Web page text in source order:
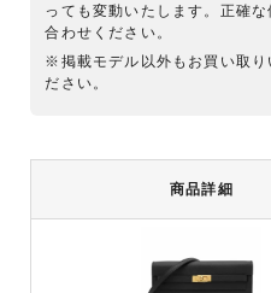
っても変動いたします。正確
合わせください。
※掲載モデル以外もお買い取り
ださい。
商品詳細